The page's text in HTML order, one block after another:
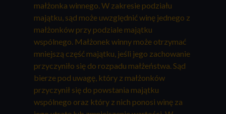
małżonka winnego. W zakresie podziału
majątku, sąd może uwzględnić winę jednego z
małżonków przy podziale majątku
wspólnego. Małżonek winny może otrzymać
mniejszą część majątku, jeśli jego zachowanie
przyczyniło się do rozpadu małżeństwa. Sąd
bierze pod uwagę, który z małżonków
przyczynił się do powstania majątku
wspólnego oraz który z nich ponosi winę za